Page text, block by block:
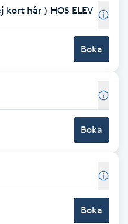
kort hår ) HOS ELEV
Boka
Boka
Boka